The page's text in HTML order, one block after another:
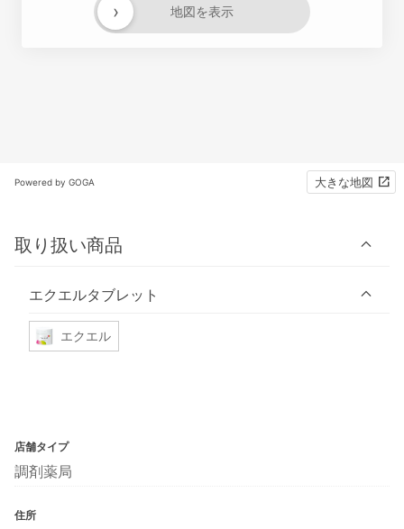
地図を表示
›
Powered by GOGA 大きな地図
取り扱い商品
エクエルタブレット
エクエル
店舗タイプ
調剤薬局
住所